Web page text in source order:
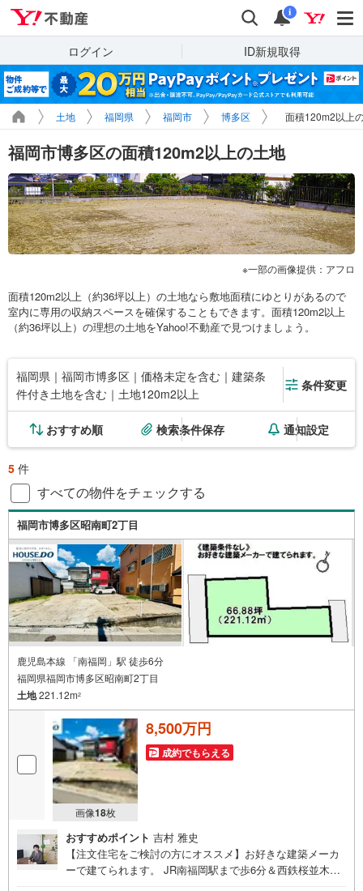
検索 通知
i
ログイン ID新規取得
土地 福岡県 福岡市 博多区 面積120m2以上
福岡市博多区の面積120m2以上の土地
一部の画像提供：アフロ
面積120m2以上（約36坪以上）の土地なら敷地面積にゆとりがあるので
室内に専用の収納スペースを確保することもできます。面積120m2以上
（約36坪以上）の理想の土地をYahoo!不動産で見つけましょう。
福岡県｜福岡市博多区｜価格未定を含む｜建築条
件付き土地を含む｜土地120m2以上
条件変更
おすすめ順 検索条件保存 通知設定
5 件
すべての物件をチェックする
福岡市博多区昭南町2丁目
鹿児島本線 「南福岡」駅 徒歩6分
福岡県福岡市博多区昭南町2丁目
土地221.12m2
画像18枚
8,500万円
成約でもらえる
おすすめポイント 吉村 雅史
【注文住宅をご検討の方にオススメ】お好きな建築メーカ
ーで建てられます。 JR南福岡駅まで歩6分＆西鉄桜並木駅